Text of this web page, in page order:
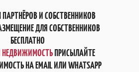
И СОБСТВЕННИКОВ
ДЛЯ СОБСТВЕННИКОВ
БЕСПЛАТНО
НЕДВИЖИМОСТЬПРИСЫЛАЙТЕ
НА EMAIL ИЛИ WHATSAPP